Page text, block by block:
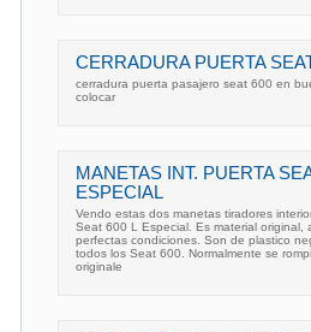
CERRADURA PUERTA
cerradura puerta pasajero seat 600 en
colocar
MANETAS INT. PUERTA
ESPECIAL
Vendo estas dos manetas tiradores
Seat 600 L Especial. Es material original,
perfectas condiciones. Son de plastico
todos los Seat 600. Normalmente se
originale